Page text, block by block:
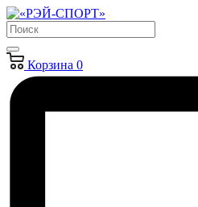
Корзина 0